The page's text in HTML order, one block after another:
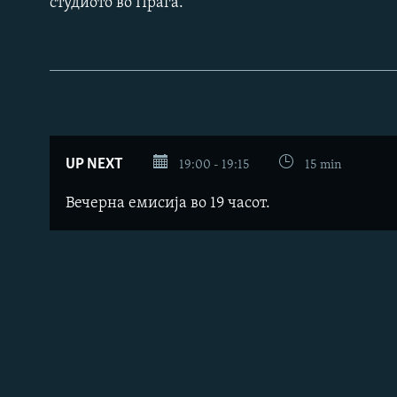
UP NEXT 19:00 - 19:15 15 min
Вечерна емисија во 19 часот.